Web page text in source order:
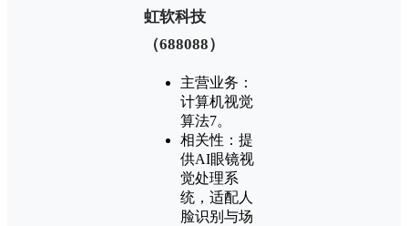
‌虹软科技
（688088）‌
‌主营业务‌：
计算机视觉
算法‌7。
‌相关性‌：提
供AI眼镜视
觉处理系
统，适配人
脸识别与场